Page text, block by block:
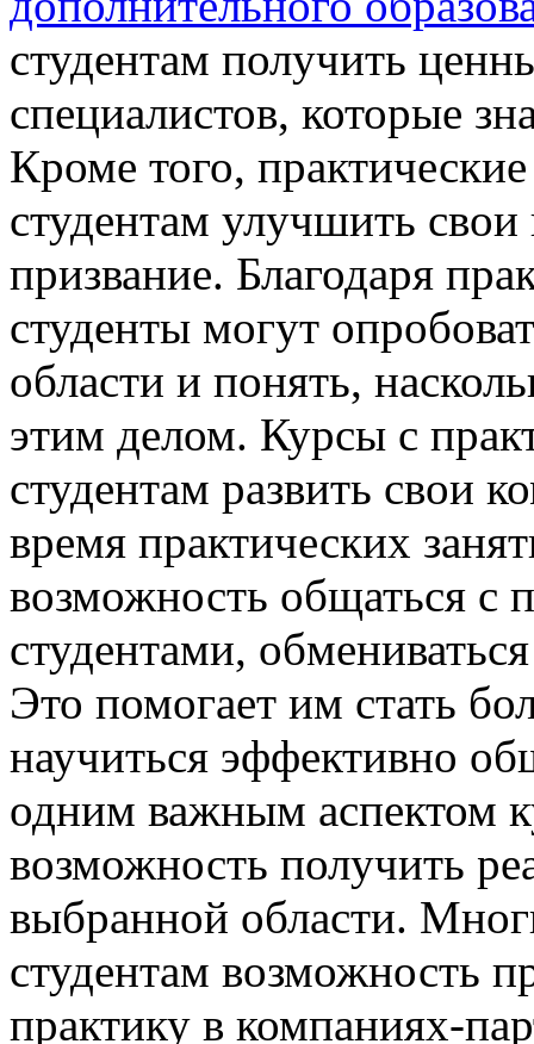
студентам получить
специалистов, которые
Кроме того,
студентам улучшить
призвание. Благодаря
студенты могут
области и понять,
этим делом. Курсы с
студентам развить свои
время практических
возможность общаться с
студентами,
Это помогает им стать
научиться эффективно
одним важным аспектом
возможность получить
выбранной области.
студентам возможность
практику в компаниях-